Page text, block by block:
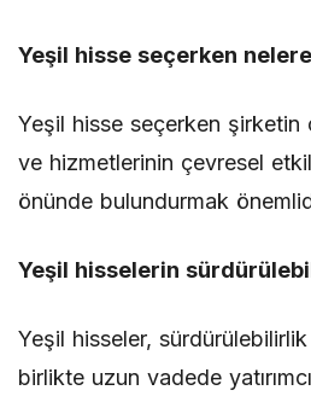
Yeşil hisse seçerken
Yeşil hisse seçerken şirketin
ve hizmetlerinin çevresel
önünde bulundurmak
Yeşil hisselerin
Yeşil hisseler,
birlikte uzun vadede